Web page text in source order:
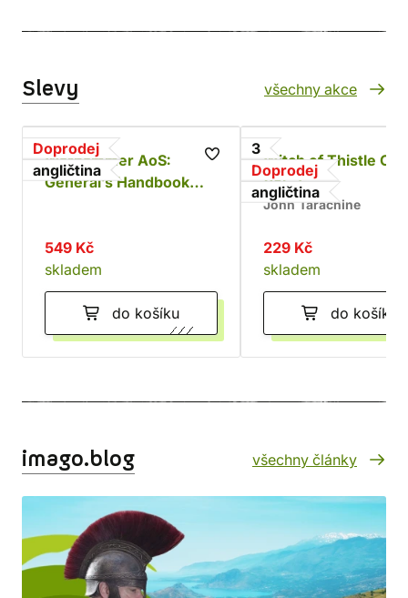
Slevy všechny akce
Doprodej
angličtina
Warhammer AoS:
General’s Handbook
549 Kč
skladem
do košíku
3
Doprodej
angličtina
Witch of Thistle
Vol. 3
John Tarachine
229 Kč
skladem
do košíku
imago.blog všechny články